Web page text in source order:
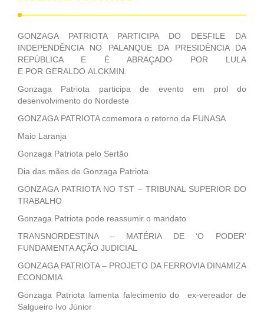
GONZAGA PATRIOTA PARTICIPA DO DESFILE DA
INDEPENDÊNCIA NO PALANQUE DA PRESIDÊNCIA DA
REPÚBLICA E É ABRAÇADO POR LULA
E POR GERALDO ALCKMIN.
Gonzaga Patriota participa de evento em prol do
desenvolvimento do Nordeste
GONZAGA PATRIOTA comemora o retorno da FUNASA
Maio Laranja
Gonzaga Patriota pelo Sertão
Dia das mães de Gonzaga Patriota
GONZAGA PATRIOTA NO TST – TRIBUNAL SUPERIOR DO
TRABALHO
Gonzaga Patriota pode reassumir o mandato
TRANSNORDESTINA – MATÉRIA DE ‘O PODER’
FUNDAMENTA AÇÃO JUDICIAL
GONZAGA PATRIOTA – PROJETO DA FERROVIA DINAMIZA
ECONOMIA
Gonzaga Patriota lamenta falecimento do ex-vereador de
Salgueiro Ivo Júnior